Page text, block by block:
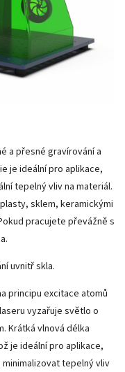
a přesné gravírování a
je ideální pro aplikace,
tepelný vliv na materiál.
sklem, keramickými
pracujete převážně s
uvnitř skla.
principu excitace atomů
vyzařuje světlo o
Krátká vlnová délka
je ideální pro aplikace,
tepelný vliv